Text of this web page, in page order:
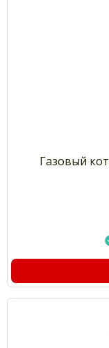
Газовый